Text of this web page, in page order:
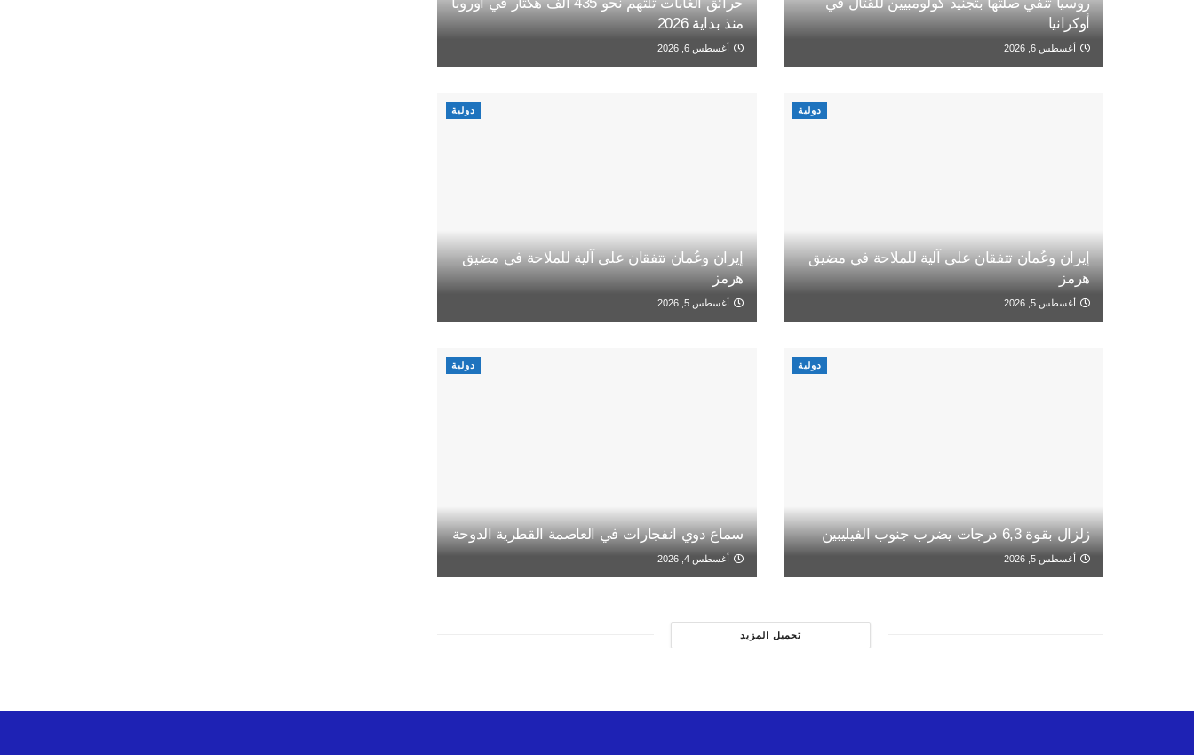
أوكرانيا
أغسطس 6, 2026
منذ بداية 2026
أغسطس 6, 2026
دولية
إيران وعُمان تتفقان على آلية للملاحة في مضيق
هرمز
أغسطس 5, 2026
دولية
إيران وعُمان تتفقان على آلية للملاحة في مضيق
هرمز
أغسطس 5, 2026
دولية
زلزال بقوة 6,3 درجات يضرب جنوب الفيليبين
أغسطس 5, 2026
دولية
سماع دوي انفجارات في العاصمة القطرية الدوحة
أغسطس 4, 2026
تحميل المزيد